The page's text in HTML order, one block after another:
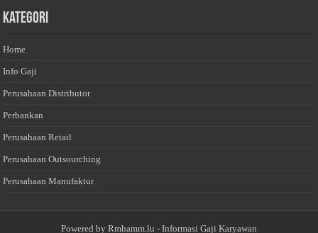
Kategori
Home
Info Gaji
Perusahaan Distributor
Perbankan
Perusahaan Retail
Perusahaan Outsourching
Perusahaan Manufaktur
Powered by Rmhamm.lu - Informasi Gaji Karyawan